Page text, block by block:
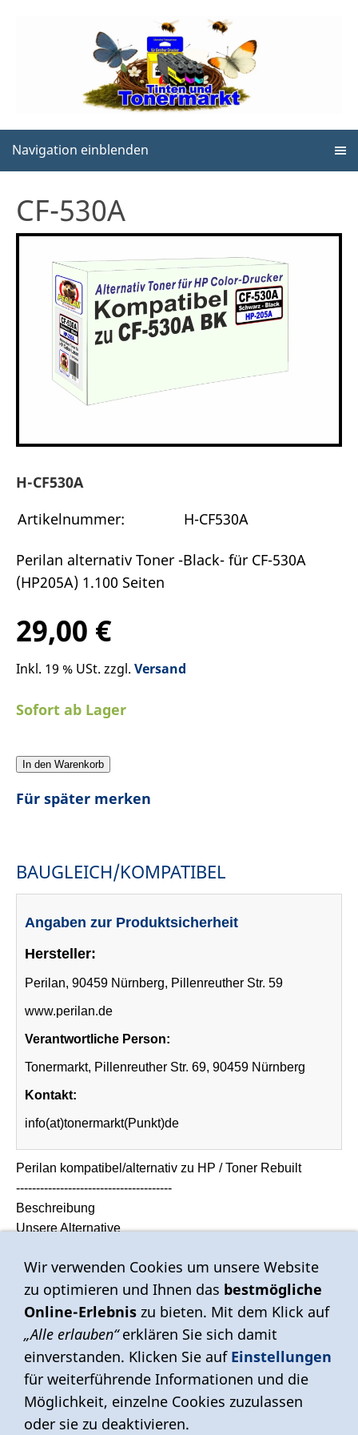
Navigation einblenden
CF-530A
H-CF530A
Artikelnummer:
H-CF530A
Perilan alternativ Toner -Black- für CF-530A
(HP205A) 1.100 Seiten
29,00 €
Inkl. 19 % USt. zzgl. Versand
Sofort ab Lager
In den Warenkorb
Für später merken
BAUGLEICH/KOMPATIBEL
Angaben zur Produktsicherheit
Hersteller:
Perilan, 90459 Nürnberg, Pillenreuther Str. 59
www.perilan.de
Verantwortliche Person:
Tonermarkt, Pillenreuther Str. 69, 90459 Nürnberg
Kontakt:
info(at)tonermarkt(Punkt)de
Perilan kompatibel/alternativ zu HP / Toner Rebuilt
---------------------------------------
Beschreibung
Unsere Alternative
Produkt ersetzt...* HP-205
Inhalt: 1
Einheit: Stück
Produktart: Toner-Kit
Produkttyp: Refill
---------------------------------------
* Für die Richtigkeit der zugeordneten Drucker zu diesem
Produkt, übernehmen wir keine Gewährleistung!
Wir verwenden Cookies um unsere Website
zu optimieren und Ihnen das bestmögliche
Online-Erlebnis zu bieten. Mit dem Klick auf
„Alle erlauben“erklären Sie sich damit
einverstanden. Klicken Sie auf Einstellungen
für weiterführende Informationen und die
Möglichkeit, einzelne Cookies zuzulassen
oder sie zu deaktivieren.